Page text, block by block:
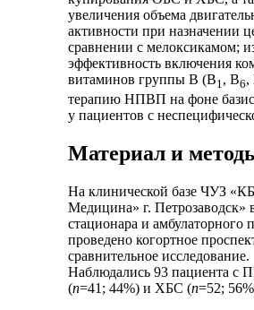
увеличения объема
активности при назначении
сравнении с мелоксикамом;
эффективность включения
витаминов группы B (B1, B6,
терапию НПВП на фоне
у пациентов с
Материал и
На клинической базе ЧУЗ
Медицина» г. Петрозаводск»
стационара и амбулаторного
проведено когортное
сравнительное исследование.
Наблюдались 93 пациента с
(n=41; 44%) и ХБС (n=52;